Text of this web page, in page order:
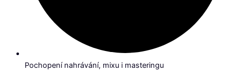
Pochopení nahrávání, mixu i masteringu